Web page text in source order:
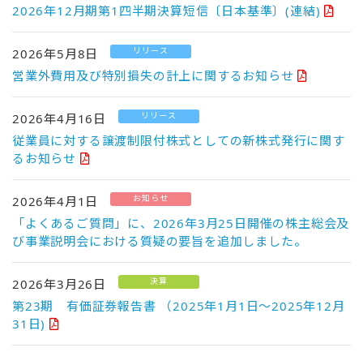
2026年12月期第1四半期決算短信〔日本基準〕(連結)
2026年5月8日 リリース
営業外費用及び特別損失の計上に関するお知らせ
2026年4月16日 リリース
従業員に対する譲渡制限付株式としての新株式発行に関す
るお知らせ
2026年4月1日 お知らせ
「よくあるご質問」に、2026年3月25日開催の株主総会及
び事業説明会における質疑の要旨を追加しました。
2026年3月26日 決算
第23期 有価証券報告書 （2025年1月1日〜2025年12月
31日)